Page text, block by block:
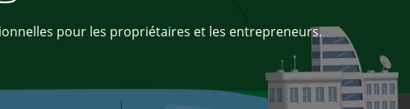
pour les propriétaires et les entrepreneurs.